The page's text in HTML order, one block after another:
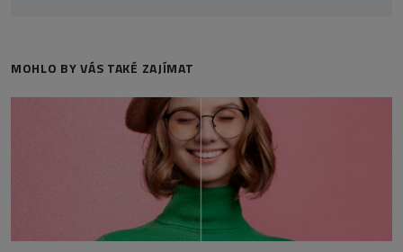
MOHLO BY VÁS TAKÉ ZAJÍMAT